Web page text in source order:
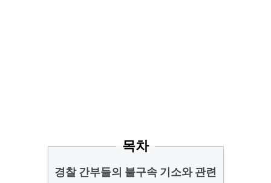
목차
경찰 간부들의 불구속 기소와 관련